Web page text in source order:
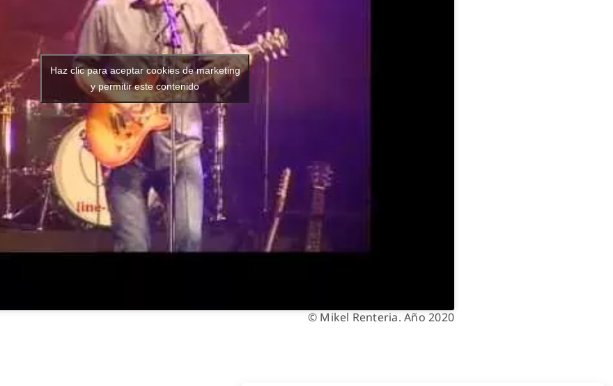
Haz clic para aceptar cookies de marketing
y permitir este contenido
© Mikel Renteria. Año 2020